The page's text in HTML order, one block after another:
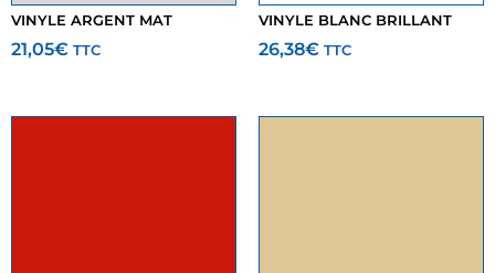
VINYLE ARGENT MAT
21,05€ TTC
VINYLE BLANC BRILLANT
26,38€ TTC